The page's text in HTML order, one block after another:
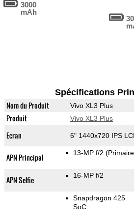
3000
mAh
Spécifications
Nom du Produit Vivo XL3 Plus
Produit Vivo XL3 Plus
Ecran 6" 1440x720 IPS
APN Principal 13-MP f/2
APN Selfie 16-MP f/2
Snapdragon 425
SoC